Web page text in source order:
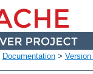
Documentation >